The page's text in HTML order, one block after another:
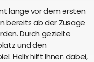
lange vor dem ersten
bereits ab der Zusage
Durch gezielte
und den
Helix hilft Ihnen dabei,